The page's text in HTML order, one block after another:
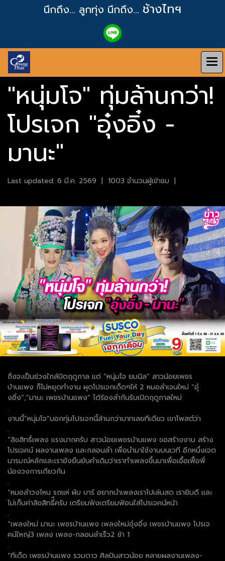
นึกถึง... ลูกทุ่ง นึกถึง... ช้างไทฯ
"หนุ่มโจ" ทุ่มล้านกว่า!
โปรเจก "อุ๋งอิ๋ง -
มานะ"
Last updated: 6 มี.ค. 2569 | 1003 จำนวนผู้เข้าชม |
ถึงจะเป็นช่วงใกล้ปิดฤดูกาล แต่ “หนุ่มโจ ยมนิล” สาวน้อยเพชร
บ้านแพง ก็ไม่หยุดทำงาน ผุดโปรเจกเด็ดๆให้ 2 หมอลำเจนใหม่ “อุ๋
งอิ๋ง”,”มานะ เพชรบ้านแพง” ได้ร้องลำกันรับเปิดฤดูกาลใหม่
.
งานนี้”หนุ่มโจ”บอกทุ่มโปรเจกนี้ล้านกว่าบาทเลยทีเดียว เขาโพสต์ว่า
.
“ลิขสิทธิ์เพลง เเรงมากครับ สาวน้อยเพชรบ้านแพง ขอสร้างงาน สร้าง
โปรเจคน์ ผลงานเพลง เเละกลอนลำ เพื่อนำมาใช้งานบนเวที อีกหนึ่งเจต
นารมณ์หลักเเละเรายังยืนยันคำเดิมว่าเราทำเพลงขึ้นมาเพื่อเอื้อเฟื้อพี่
น้องวงการเดียวกัน
.
“หมอลำวงไหน รถเเห่ ผับ บาร์ อยากนำเพลงเราไปเล่นสด เรายินดี เเละ
ไม่เก็บค่าลิขสิทธิ์ึครับ เตรียมฟังเตรียมฟ้อนใส่โปรเจคน์หน้า
.
“เพลงใหม่ มานะ เพชรบ้านแพง เพลงใหม่อุ๋งอิ๋ง เพชรบ้านแพง โปรเจ
คน์ใหญ่3 เพลง เพลง-กลอนลำเร็ว2 ช้า 1
.
“ทีเด็ด เพชรบ้านแพง รวมดาว ศิลปินสาวน้อย หลายผลงานเพลง-